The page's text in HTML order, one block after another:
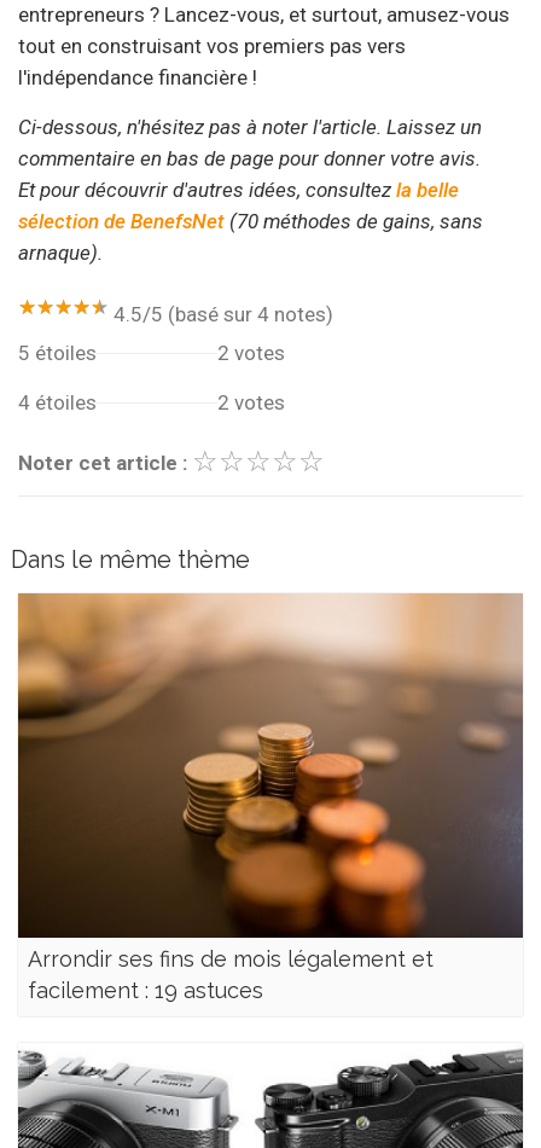
entrepreneurs ? Lancez-vous, et surtout, amusez-vous
tout en construisant vos premiers pas vers
l'indépendance financière !
Ci-dessous, n'hésitez pas à noter l'article. Laissez un
commentaire en bas de page pour donner votre avis.
Et pour découvrir d'autres idées, consultez la belle
sélection de BenefsNet (70 méthodes de gains, sans
arnaque).
★★★★★
★★★★★ 4.5/5 (basé sur 4 notes)
5 étoiles
2 votes
4 étoiles 2 votes
Noter cet article : ☆☆☆☆☆
★★★★★
Dans le même thème
Arrondir ses fins de mois légalement et
facilement : 19 astuces